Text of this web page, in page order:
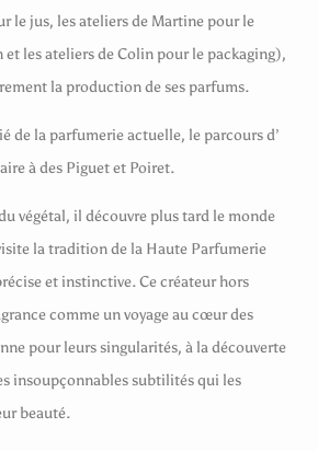
le jus, les ateliers de Martine pour le
les ateliers de Colin pour le packaging),
la production de ses parfums.
de la parfumerie actuelle, le parcours d’
à des Piguet et Poiret.
végétal, il découvre plus tard le monde
la tradition de la Haute Parfumerie
et instinctive. Ce créateur hors
comme un voyage au cœur des
pour leurs singularités, à la découverte
insoupçonnables subtilités qui les
beauté.